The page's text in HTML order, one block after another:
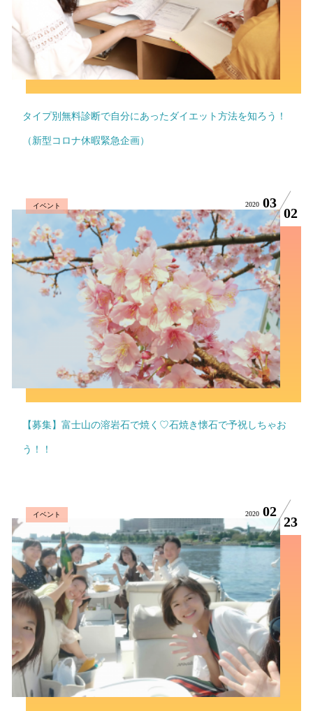
タイプ別無料診断で自分にあったダイエット方法を知ろう！
（新型コロナ休暇緊急企画）
イベント 2020 03
02
【募集】富士山の溶岩石で焼く♡石焼き懐石で予祝しちゃお
う！！
イベント 2020 02
23